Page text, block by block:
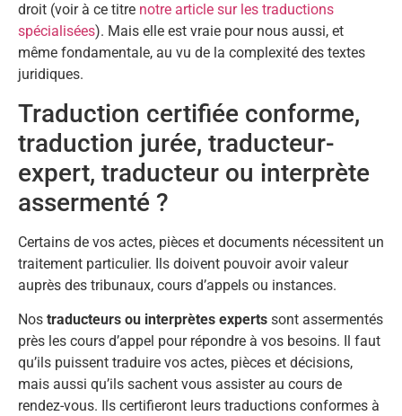
droit (voir à ce titre notre article sur les traductions
spécialisées). Mais elle est vraie pour nous aussi, et
même fondamentale, au vu de la complexité des textes
juridiques.
Traduction certifiée conforme,
traduction jurée, traducteur-
expert, traducteur ou interprète
assermenté ?
Certains de vos actes, pièces et documents nécessitent un
traitement particulier. Ils doivent pouvoir avoir valeur
auprès des tribunaux, cours d’appels ou instances.
Nos traducteurs ou interprètes experts sont assermentés
près les cours d’appel pour répondre à vos besoins. Il faut
qu’ils puissent traduire vos actes, pièces et décisions,
mais aussi qu’ils sachent vous assister au cours de
rendez-vous. Ils certifieront leurs traductions conformes à